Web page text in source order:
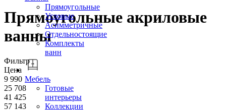
Прямоугольные
Угловые
Асимметричные
Отдельностоящие
Комплекты
ванн
Мебель
Готовые
интерьеры
Коллекции
Прямоугольные акриловые
ванны
Фильтр
Цена
9 990
25 708
41 425
57 143